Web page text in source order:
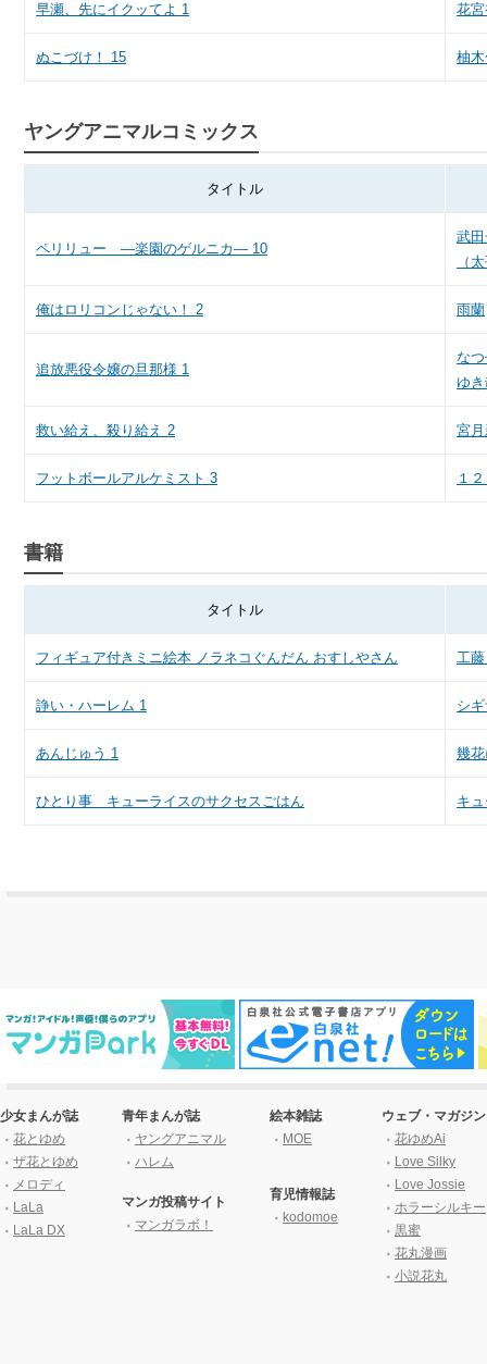
早瀬、先にイクッてよ 1 花
ぬこづけ！ 15 柚
ヤングアニマルコミックス
タイトル
ペリリュー ―楽園のゲルニカ― 10
武
（
俺はロリコンじゃない！ 2 雨蘭
追放悪役令嬢の旦那様 1
な
ゆ
救い給え、殺り給え 2 宮
フットボールアルケミスト 3 １
書籍
タイトル
フィギュア付きミニ絵本 ノラネコぐんだん おすしやさん 工
諍い・ハーレム 1 シ
あんじゅう 1 幾
ひとり事 キューライスのサクセスごはん キ
少女まんが誌
花とゆめ
ザ花とゆめ
メロディ
LaLa
LaLa DX
青年まんが誌
ヤングアニマル
ハレム
マンガ投稿サイト
マンガラボ！
絵本雑誌
MOE
育児情報誌
kodomoe
ウェブ・マガジン
花ゆめAi
Love Silky
Love Jossie
ホラーシルキー
黒蜜
花丸漫画
小説花丸